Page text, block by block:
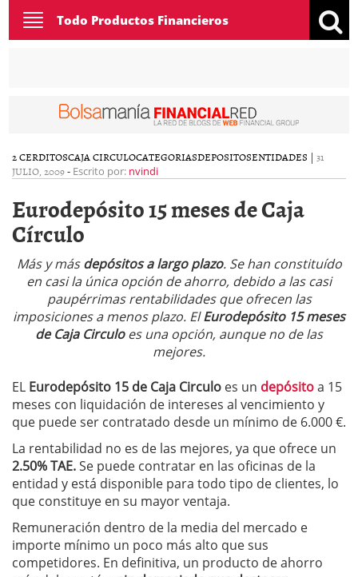
Toggle
navigation
Todo Productos Financieros
2 CERDITOSCAJA CIRCULOCATEGORIASDEPOSITOSENTIDADES | 31
JULIO, 2009- Escrito por: nvindi
Eurodepósito 15 meses de Caja
Círculo
Más y másdepósitos a largo plazo. Se han constituído
en casi la única opción de ahorro, debido a las casi
paupérrimas rentabilidades que ofrecen las
imposiciones a menos plazo. ElEurodepósito 15 meses
de Caja Circuloes una opción, aunque no de las
mejores.
EL Eurodepósito 15 de Caja Circulo es un depósitoa 15
meses con liquidación de intereses al vencimiento y
que puede ser contratado desde un mínimo de 6.000 €.
La rentabilidad no es de las mejores, ya que ofrece un
2.50% TAE.Se puede contratar en las oficinas de la
entidad y está disponible para todo tipo de clientes, lo
que constituye en su mayor ventaja.
Remuneración dentro de la media del mercado e
importe mínimo un poco más alto que sus
competidores. En definitiva, un producto de ahorro